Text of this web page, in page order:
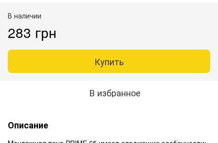
В наличии
283 грн
Купить
В избранное
Описание